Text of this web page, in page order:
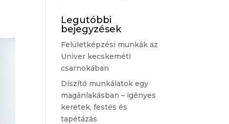
Legutóbbi
bejegyzések
Felületképzési munkák az
Univer kecskeméti
csarnokában
Díszítő munkálatok egy
magánlakásban – igényes
keretek, festés és
tapétázás